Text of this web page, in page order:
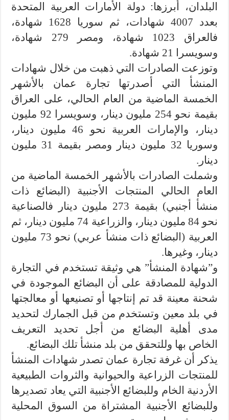
البلدان، أبرزها: دولة الأمارات العربية المتحدة
بعدد 4007 شهادات، ثم سوريا 1628 شهادة،
فالعراق 1023 شهادة، ومصر 279 شهادة،
وسويسرا 21 شهادة.
وتوزعت الصادرات التي ذهبت من خلال شهادات
المنشأ التي أصدرتها تجارة عمان بالأشهر
الخمسة الماضية من العام الحالي، على العراق
بقيمة نحو 254 مليون دينار، وسويسرا 92 مليون
دينار، والإمارات العربية نحو 46 مليون دينار،
وسوريا 32 مليون دينار ومصر بقيمة 31 مليون
دينار.
وشملت الصادرات بالأشهر الخمسة الماضية من
العام الحالي المنتجات الأجنبية (البضائع ذات
منشأ أجنبي) بقيمة 273 مليون دينار فالصناعية
نحو 84 مليون دينار، والزراعية 74 مليون دينار، ثم
العربية (البضائع ذات منشأ عربي) نحو 73 مليون
دينار، وغيرها.
و”شهادة المنشأ” هي وثيقة تستخدم في التجارة
الدولية للمصادقة على أن البضائع الموجودة في
شحنة معينة قد تم إنتاجها أو تصنيعها أو معالجتها
في بلد معين وتستخدم من قبل الجمارك لتحديد
مدى أهلية البضائع من أجل تحديد التعريف
الخاص بها وللتحقق من بلد منشأ تلك البضائع.
يذكر أن غرفة تجارة عمان تصدر شهادات المنشأ
للمنتجات الزراعية والحيوانية والثروات الطبيعية
الأردنية الخام وللبضائع الأجنبية التي يعاد تصديرها
وللبضائع الأجنبية المشتراة من السوق المحلية